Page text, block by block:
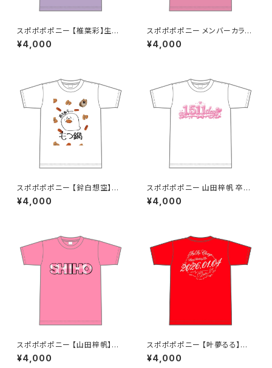
スポポポポニー 【椎葉彩】生誕
祭Tシャツ S〜XLサイズ
¥4,000
スポポポポニー メンバーカラー
シンプルデザイン ロゴTシャツ
ピンク S〜XLサイズ
¥4,000
スポポポポニー 【鈴白想空】生
誕祭 そらちゃんが熱が出た時に
見そうな夢Tシャツ S〜XLサイ
¥4,000
スポポポポニー 山田梓帆 卒業
記念Tシャツ S〜XLサイズ
¥4,000
スポポポポニー 【山田梓帆】生
誕祭Tシャツ S〜XLサイズ
¥4,000
スポポポポニー 【叶夢るる】生
誕祭Tシャツ レッド S〜XLサイ
ズ
¥4,000